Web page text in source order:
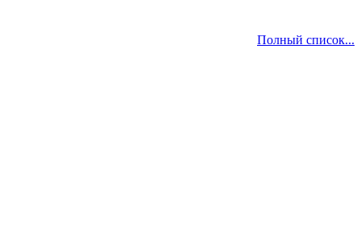
Полный список...